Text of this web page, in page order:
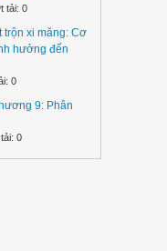
tải: 0
trộn xi măng: Cơ
hưởng đến
0
9: Phân
0